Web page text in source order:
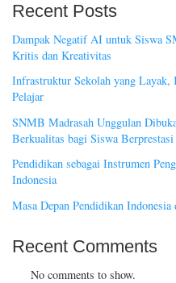
Recent Posts
Dampak Negatif AI untuk Siswa
Kritis dan Kreativitas
Infrastruktur Sekolah yang Layak,
Pelajar
SNMB Madrasah Unggulan
Berkualitas bagi Siswa Berprestasi
Pendidikan sebagai Instrumen
Indonesia
Masa Depan Pendidikan
Recent Comments
No comments to show.